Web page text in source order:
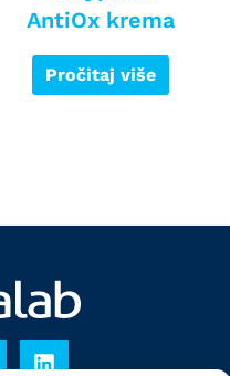
AntiOx krema
Pročitaj više